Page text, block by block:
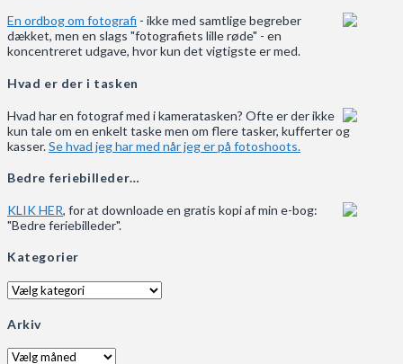
En ordbog om fotografi - ikke med samtlige begreber
dækket, men en slags "fotografiets lille røde" - en
koncentreret udgave, hvor kun det vigtigste er med.
Hvad er der i tasken
Hvad har en fotograf med i kameratasken? Ofte er der ikke
kun tale om en enkelt taske men om flere tasker, kufferter og
kasser.Se hvad jeg har med når jeg er på fotoshoots.
Bedre feriebilleder…
KLIK HER, for at downloade en gratis kopi af min e-bog:
"Bedre feriebilleder".
Kategorier
Kategorier
Arkiv
Arkiv